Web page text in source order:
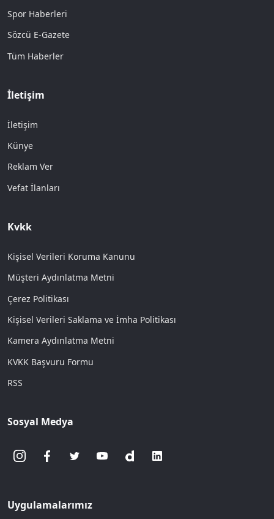
Spor Haberleri
Sözcü E-Gazete
Tüm Haberler
İletişim
İletişim
Künye
Reklam Ver
Vefat İlanları
Kvkk
Kişisel Verileri Koruma Kanunu
Müşteri Aydınlatma Metni
Çerez Politikası
Kişisel Verileri Saklama ve İmha Politikası
Kamera Aydınlatma Metni
KVKK Başvuru Formu
RSS
Sosyal Medya
Uygulamalarımız